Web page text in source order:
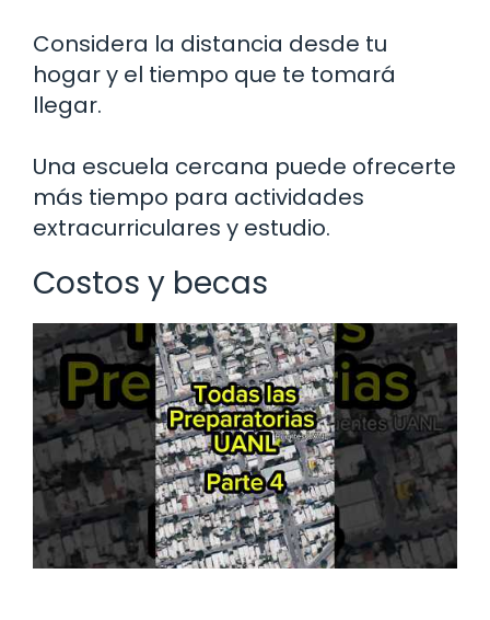
Considera la distancia desde tu
hogar y el tiempo que te tomará
llegar.
Una escuela cercana puede ofrecerte
más tiempo para actividades
extracurriculares y estudio.
Costos y becas